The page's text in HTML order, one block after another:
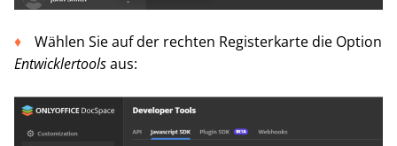
Wählen Sie auf der rechten Registerkarte die Option
Entwicklertoolsaus: